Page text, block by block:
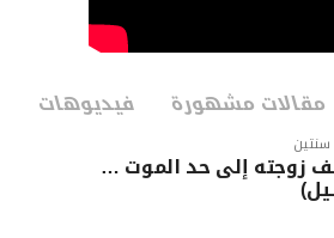
مقالات مشهورة فيديوهات
سنتين
زوجته إلى حد الموت …